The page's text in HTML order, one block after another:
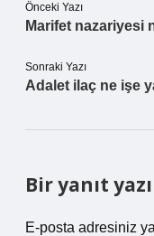
Önceki Yazı
Marifet nazariyesi
Sonraki Yazı
Adalet ilaç ne işe
Bir yanıt
E-posta adresiniz